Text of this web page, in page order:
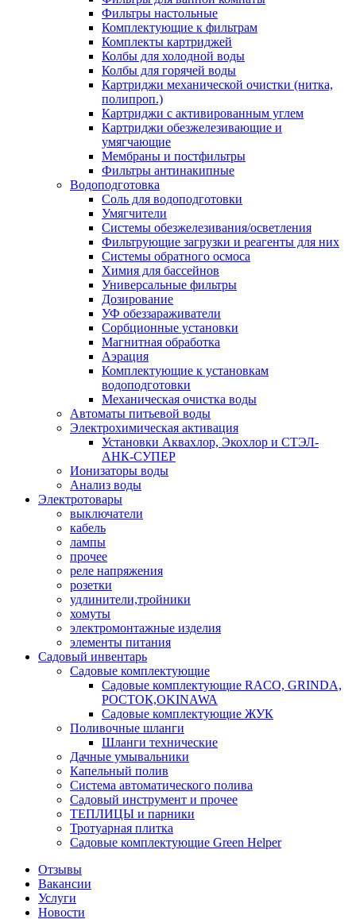
Фильтры настольные
Комплектующие к фильтрам
Комплекты картриджей
Колбы для холодной воды
Колбы для горячей воды
Картриджи механической очистки (нитка,
полипроп.)
Картриджи с активированным углем
Картриджи обезжелезивающие и
умягчающие
Мембраны и постфильтры
Фильтры антинакипные
Водоподготовка
Соль для водоподготовки
Умягчители
Системы обезжелезивания/осветления
Фильтрующие загрузки и реагенты для них
Системы обратного осмоса
Химия для бассейнов
Универсальные фильтры
Дозирование
УФ обеззараживатели
Сорбционные установки
Магнитная обработка
Аэрация
Комплектующие к установкам
водоподготовки
Механическая очистка воды
Автоматы питьевой воды
Электрохимическая активация
Установки Аквахлор, Экохлор и СТЭЛ-
АНК-СУПЕР
Ионизаторы воды
Анализ воды
Электротовары
выключатели
кабель
лампы
прочее
реле напряжения
розетки
удлинители,тройники
хомуты
электромонтажные изделия
элементы питания
Садовый инвентарь
Садовые комплектующие
Садовые комплектующие RACO, GRINDA,
РОСТОК,OKINAWA
Садовые комплектующие ЖУК
Поливочные шланги
Шланги технические
Дачные умывальники
Капельный полив
Система автоматического полива
Садовый инструмент и прочее
ТЕПЛИЦЫ и парники
Тротуарная плитка
Садовые комплектующие Green Helper
Отзывы
Вакансии
Услуги
Новости